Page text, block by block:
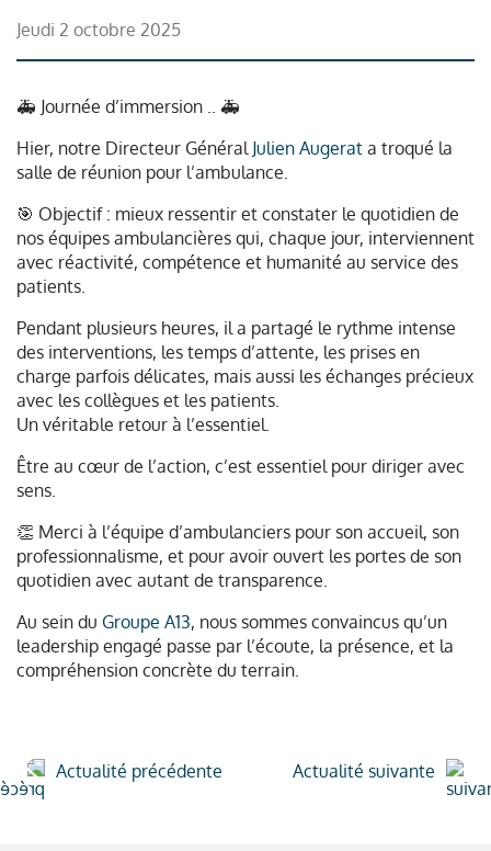
jeudi 2 octobre 2025
🚑 Journée d’immersion .. 🚑
Hier, notre Directeur Général Julien Augerat a troqué la
salle de réunion pour l’ambulance.
🎯 Objectif : mieux ressentir et constater le quotidien de
nos équipes ambulancières qui, chaque jour, interviennent
avec réactivité, compétence et humanité au service des
patients.
Pendant plusieurs heures, il a partagé le rythme intense
des interventions, les temps d’attente, les prises en
charge parfois délicates, mais aussi les échanges précieux
avec les collègues et les patients.
Un véritable retour à l’essentiel.
Être au cœur de l’action, c’est essentiel pour diriger avec
sens.
👏 Merci à l’équipe d’ambulanciers pour son accueil, son
professionnalisme, et pour avoir ouvert les portes de son
quotidien avec autant de transparence.
Au sein du Groupe A13, nous sommes convaincus qu’un
leadership engagé passe par l’écoute, la présence, et la
compréhension concrète du terrain.
Actualité précédente Actualité suivante